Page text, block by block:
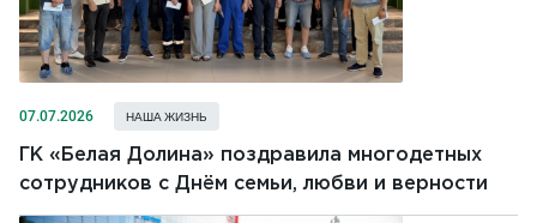
07.07.2026 НАША ЖИЗНЬ
ГК «Белая Долина» поздравила многодетных
сотрудников с Днём семьи, любви и верности